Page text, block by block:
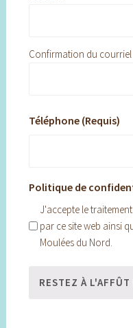
Confirmation du courriel
Téléphone (Requis)
Politique de
J'accepte le
par ce site web ainsi
Moulées du Nord.